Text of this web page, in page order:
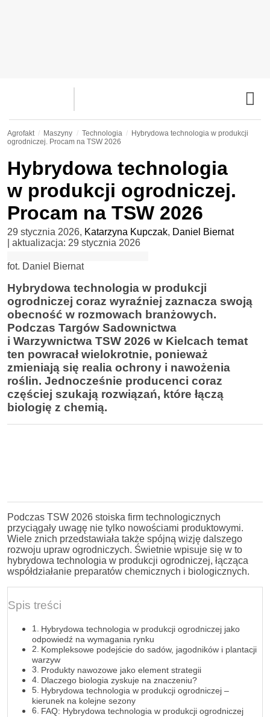
Agrofakt Maszyny Technologia
Hybrydowa technologia w produkcji
ogrodniczej. Procam na TSW 2026
Hybrydowa technologia
w produkcji ogrodniczej.
Procam na TSW 2026
29 stycznia 2026, Katarzyna Kupczak, Daniel Biernat
| aktualizacja: 29 stycznia 2026
fot. Daniel Biernat
Hybrydowa technologia w produkcji
ogrodniczej coraz wyraźniej zaznacza swoją
obecność w rozmowach branżowych.
Podczas Targów Sadownictwa
i Warzywnictwa TSW 2026 w Kielcach temat
ten powracał wielokrotnie, ponieważ
zmieniają się realia ochrony i nawożenia
roślin. Jednocześnie producenci coraz
częściej szukają rozwiązań, które łączą
biologię z chemią.
Podczas TSW 2026 stoiska firm technologicznych
przyciągały uwagę nie tylko nowościami produktowymi.
Wiele znich przedstawiała także spójną wizję dalszego
rozwoju upraw ogrodniczych. Świetnie wpisuje się w to
hybrydowa technologia w produkcji ogrodniczej, łącząca
współdziałanie preparatów chemicznych i biologicznych.
Spis treści
Hybrydowa technologia w produkcji ogrodniczej jako
odpowiedź na wymagania rynku
Kompleksowe podejście do sadów, jagodników i plantacji
warzyw
Produkty nawozowe jako element strategii
Dlaczego biologia zyskuje na znaczeniu?
Hybrydowa technologia w produkcji ogrodniczej –
kierunek na kolejne sezony
FAQ: Hybrydowa technologia w produkcji ogrodniczej